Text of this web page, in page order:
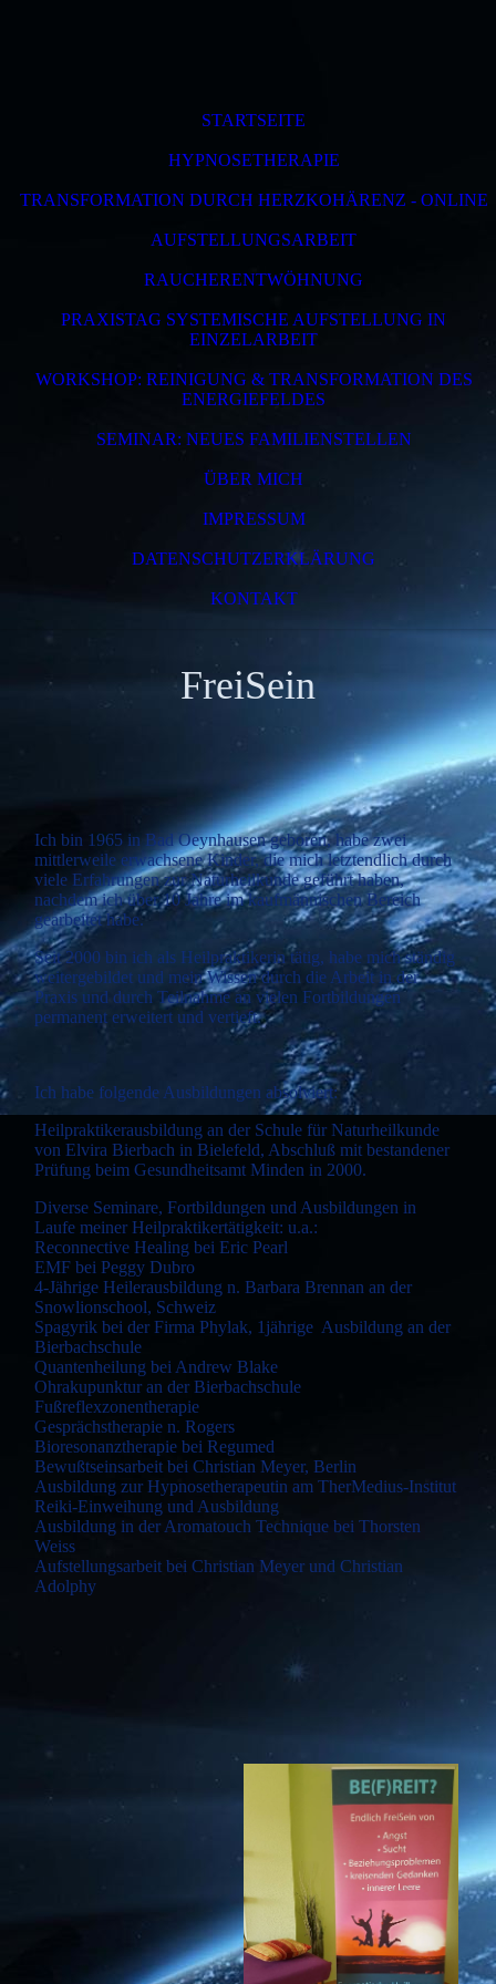
STARTSEITE
HYPNOSETHERAPIE
TRANSFORMATION DURCH HERZKOHÄRENZ - ONLINE
AUFSTELLUNGSARBEIT
RAUCHERENTWÖHNUNG
PRAXISTAG SYSTEMISCHE AUFSTELLUNG IN
EINZELARBEIT
WORKSHOP: REINIGUNG & TRANSFORMATION DES
ENERGIEFELDES
SEMINAR: NEUES FAMILIENSTELLEN
ÜBER MICH
IMPRESSUM
DATENSCHUTZERKLÄRUNG
KONTAKT
FreiSein
Ich bin 1965 in Bad Oeynhausen geboren, habe zwei
mittlerweile erwachsene Kinder, die mich letztendlich durch
viele Erfahrungen zur Naturheilkunde geführt haben,
nachdem ich über 10 Jahre im kaufmännischen Bereich
gearbeitet habe.
Seit 2000 bin ich als Heilpraktikerin tätig, habe mich ständig
weitergebildet und mein Wissen durch die Arbeit in der
Praxis und durch Teilnahme an vielen Fortbildungen
permanent erweitert und vertieft.
Ich habe folgende Ausbildungen absolviert:
Heilpraktikerausbildung an der Schule für Naturheilkunde
von Elvira Bierbach in Bielefeld, Abschluß mit bestandener
Prüfung beim Gesundheitsamt Minden in 2000.
Diverse Seminare, Fortbildungen und Ausbildungen in
Laufe meiner Heilpraktikertätigkeit: u.a.:
Reconnective Healing bei Eric Pearl
EMF bei Peggy Dubro
4-Jährige Heilerausbildung n. Barbara Brennan an der
Snowlionschool, Schweiz
Spagyrik bei der Firma Phylak, 1jährige Ausbildung an der
Bierbachschule
Quantenheilung bei Andrew Blake
Ohrakupunktur an der Bierbachschule
Fußreflexzonentherapie
Gesprächstherapie n. Rogers
Bioresonanztherapie bei Regumed
Bewußtseinsarbeit bei Christian Meyer, Berlin
Ausbildung zur Hypnosetherapeutin am TherMedius-Institut
Reiki-Einweihung und Ausbildung
Ausbildung in der Aromatouch Technique bei Thorsten
Weiss
Aufstellungsarbeit bei Christian Meyer und Christian
Adolphy